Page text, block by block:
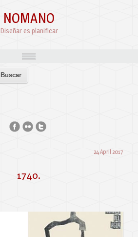
NOMANO
Diseñar es planificar
24 April 2017
1740.